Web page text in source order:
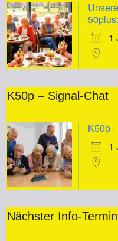
50plus:
1
K50p – Signal-Chat
K50p
1
Nächster Info-